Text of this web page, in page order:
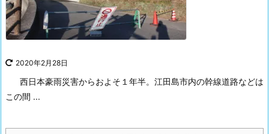
2020年2月28日
西日本豪雨災害からおよそ１年半。 江田島市内の幹線道路などは
この間 ...